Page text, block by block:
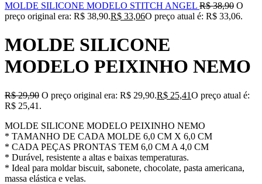
MOLDE SILICONE MODELO STITCH ANGEL R$38,90 O
preço original era: R$ 38,90.R$ 33,06O preço atual é: R$ 33,06.
MOLDE SILICONE
MODELO PEIXINHO NEMO
R$29,90 O preço original era: R$ 29,90.R$ 25,41O preço atual é:
R$ 25,41.
MOLDE SILICONE MODELO PEIXINHO NEMO
* TAMANHO DE CADA MOLDE 6,0 CM X 6,0 CM
* CADA PEÇAS PRONTAS TEM 6,0 CM A 4,0 CM
* Durável, resistente a altas e baixas temperaturas.
* Ideal para moldar biscuit, sabonete, chocolate, pasta americana,
massa elástica e velas.